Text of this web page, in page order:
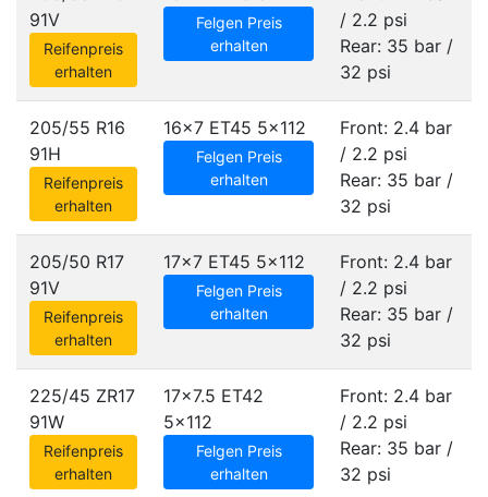
91V
Reifenpreis
erhalten
Felgen Preis
erhalten
/ 2.2 psi
Rear: 35 bar /
32 psi
205/55 R16
91H
Reifenpreis
erhalten
16x7 ET45 5x112
Felgen Preis
erhalten
Front: 2.4 bar
/ 2.2 psi
Rear: 35 bar /
32 psi
205/50 R17
91V
Reifenpreis
erhalten
17x7 ET45 5x112
Felgen Preis
erhalten
Front: 2.4 bar
/ 2.2 psi
Rear: 35 bar /
32 psi
225/45 ZR17
91W
Reifenpreis
erhalten
17x7.5 ET42
5x112
Felgen Preis
erhalten
Front: 2.4 bar
/ 2.2 psi
Rear: 35 bar /
32 psi